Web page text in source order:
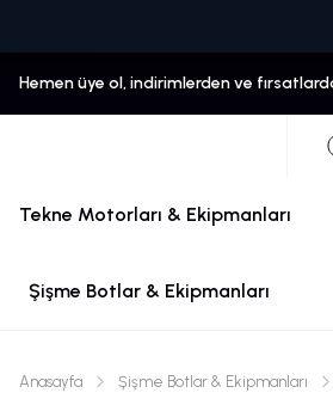
Hemen üye ol, indirimlerden ve
Tekne Motorları & Ekipmanları
Şişme Botlar & Ekipmanları
Anasayfa Şişme Botlar & Ekipmanları